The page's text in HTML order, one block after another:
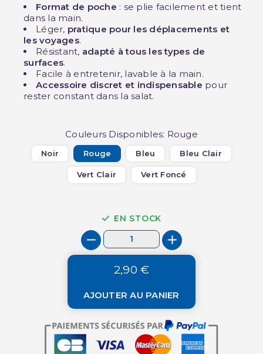
Format de poche : se plie facilement et tient
dans la main.
Léger, pratique pour les déplacements et
les voyages.
Résistant, adapté à tous les types de
surfaces.
Facile à entretenir, lavable à la main.
Accessoire discret et indispensable pour
rester constant dans la salat.
Couleurs Disponibles: Rouge
Noir Rouge Bleu Bleu Clair
Vert Clair Vert Foncé
EN STOCK
2,90 €
AJOUTER AU PANIER